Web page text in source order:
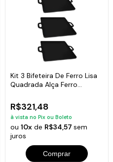
Kit 3 Bifeteira De Ferro Lisa
Quadrada Alça Ferro
R$321,48
à vista no Pix ou Boleto
ou 10xde R$34,57 sem
juros
Comprar